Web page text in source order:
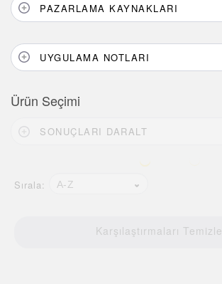
PAZARLAMA KAYNAKLARI
UYGULAMA NOTLARI
Ürün Seçimi
SONUÇLARI DARALT
Sırala: A-Z
Karşılaştırmaları Temizle